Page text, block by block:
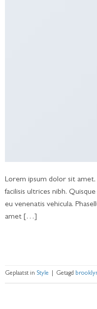
Lorem ipsum dolor sit amet,
facilisis ultrices nibh.
eu venenatis vehicula.
amet […]
Geplaatst in Style Getagd